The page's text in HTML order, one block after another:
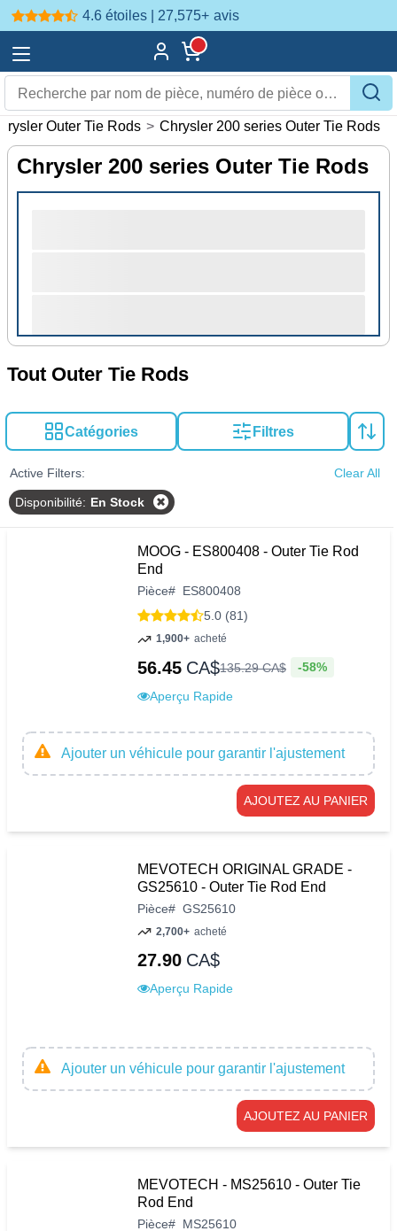
4.6 étoiles | 27,575+ avis
Outer Tie Rods > Chrysler 200 series Outer Tie Rods
Chrysler 200 series Outer Tie Rods
Tout Outer Tie Rods
Catégories Filtres
Active Filters: Clear All
Disponibilité: En Stock
MOOG - ES800408 - Outer Tie Rod
End
Pièce# ES800408
5.0 (81)
1,900+ acheté
56.45 CA$135.29CA$ -58%
Aperçu Rapide
Ajouter un véhicule pour garantir l'ajustement
AJOUTEZ AU PANIER
MEVOTECH ORIGINAL GRADE -
GS25610 - Outer Tie Rod End
Pièce# GS25610
2,700+ acheté
27.90 CA$
Aperçu Rapide
Ajouter un véhicule pour garantir l'ajustement
AJOUTEZ AU PANIER
MEVOTECH - MS25610 - Outer Tie
Rod End
Pièce# MS25610